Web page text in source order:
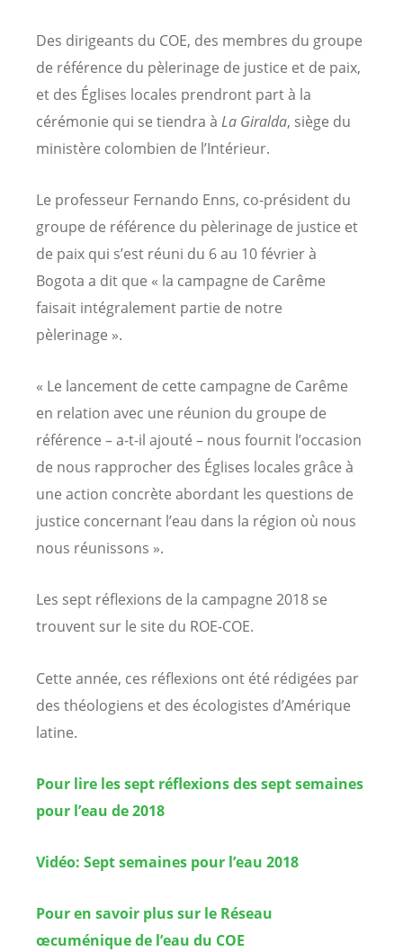
Des dirigeants du COE, des membres du groupe
de référence du pèlerinage de justice et de paix,
et des Églises locales prendront part à la
cérémonie qui se tiendra à La Giralda, siège du
ministère colombien de l’Intérieur.
Le professeur Fernando Enns, co-président du
groupe de référence du pèlerinage de justice et
de paix qui s’est réuni du 6 au 10 février à
Bogota a dit que « la campagne de Carême
faisait intégralement partie de notre
pèlerinage ».
« Le lancement de cette campagne de Carême
en relation avec une réunion du groupe de
référence – a-t-il ajouté – nous fournit l’occasion
de nous rapprocher des Églises locales grâce à
une action concrète abordant les questions de
justice concernant l’eau dans la région où nous
nous réunissons ».
Les sept réflexions de la campagne 2018 se
trouvent sur le site du ROE-COE.
Cette année, ces réflexions ont été rédigées par
des théologiens et des écologistes d’Amérique
latine.
Pour lire les sept réflexions des sept semaines
pour l’eau de 2018
Vidéo: Sept semaines pour l’eau 2018
Pour en savoir plus sur le Réseau
œcuménique de l’eau du COE